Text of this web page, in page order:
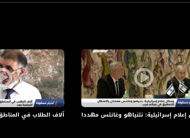
רוצה מפלגת כחול לבן מהערבים ?
وقانون كمينيتس؟
العربي ، قضية العنف: ما هو موقفكم منها؟
שיכולים לטפל בבעיית האלימות הגואה בחברה הערבית: מהי תגובתך, מה
توجها أكثر تصلبا نحو العرب؟
אומר יותר נוקשות בגישה לאזרחים הערבים?
آلاف الطلاب في المناطق
إسرائيلية: نتنياهو وغانتس مهددان بالاعتقال للتحقيق في